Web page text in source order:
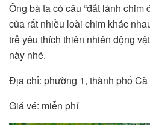
Ông bà ta có câu “đất lành chim
của rất nhiều loài chim khác
trẻ yêu thích thiên nhiên động
này nhé.
Địa chỉ: phường 1, thành phố Cà
Giá vé: miễn phí